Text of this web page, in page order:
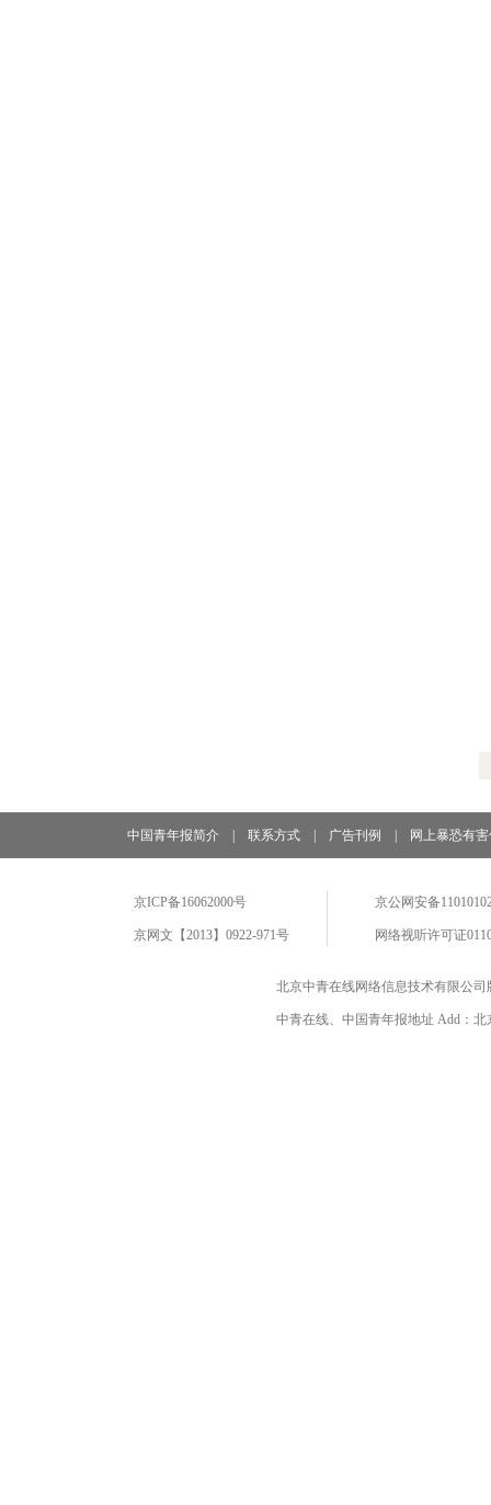
中国青年报简介 联系方式 广告刊例 网上暴恐有
京ICP备16062000号
京网文【2013】0922-971号
京公网安备
网络视听许可证
北京中青在线网络信息技术有限公
中青在线、中国青年报地址 Add：北